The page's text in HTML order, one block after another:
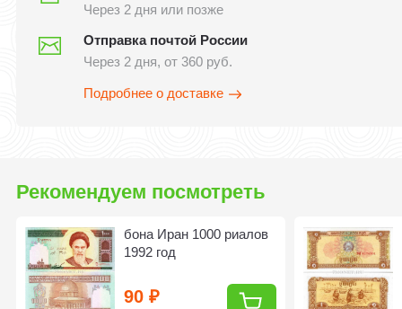
Через 2 дня или позже
Отправка почтой России
Через 2 дня, от 360 руб.
Подробнее о доставке
Рекомендуем посмотреть
бона Иран 1000 риалов
1992 год
90₽